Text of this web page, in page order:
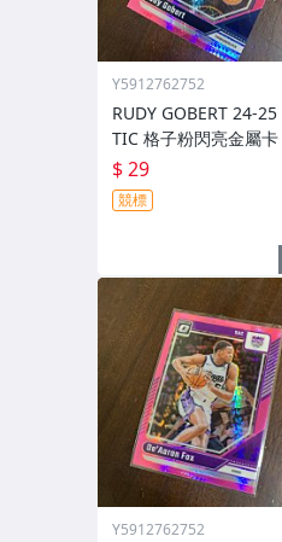
Y5912762752
RUDY GOBERT 24-25 OP
TIC 格子粉閃亮金屬卡 編
$ 29
競標
Y5912762752